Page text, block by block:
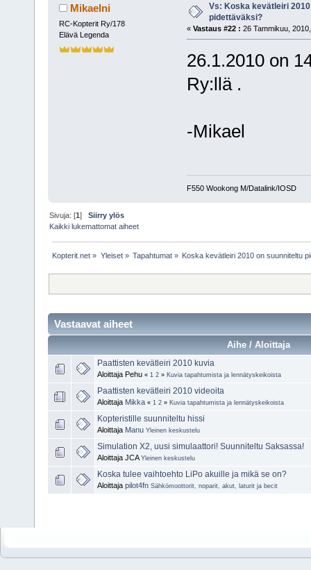
Mikaelni
RC-Kopterit Ry/178
Elävä Legenda
Vs: Koska kevätleiri
pidettäväksi?
« Vastaus #22 : 26 Tammikuu,
26.1.2010 on
Ry:llä .
-Mikael
F550 Wookong M/Datalink/IOSD
Sivuja: [1]Siirry ylös
Kaikki lukemattomat aiheet
Kopterit.net » Yleiset» Tapahtumat» Koska kevätleiri 2010 on suunniteltu
Vastaavat aiheet
Aihe / Aloittaja
Paattisten kevätleiri 2010 kuvia
Aloittaja Pehu « 1 2 » Kuvia tapahtumista ja lennätyskeikoista
Paattisten kevätleiri 2010 videoita
Aloittaja Mikka « 1 2 » Kuvia tapahtumista ja lennätyskeikoista
Kopteristille suunniteltu hissi
Aloittaja Manu Yleinen keskustelu
Simulation X2, uusi simulaattori! Suunniteltu Saksassa!
Aloittaja JCA Yleinen keskustelu
Koska tulee vaihtoehto LiPo akuille ja mikä se on?
Aloittaja pilot4fn Sähkömoottorit, noparit, akut, laturit ja becit